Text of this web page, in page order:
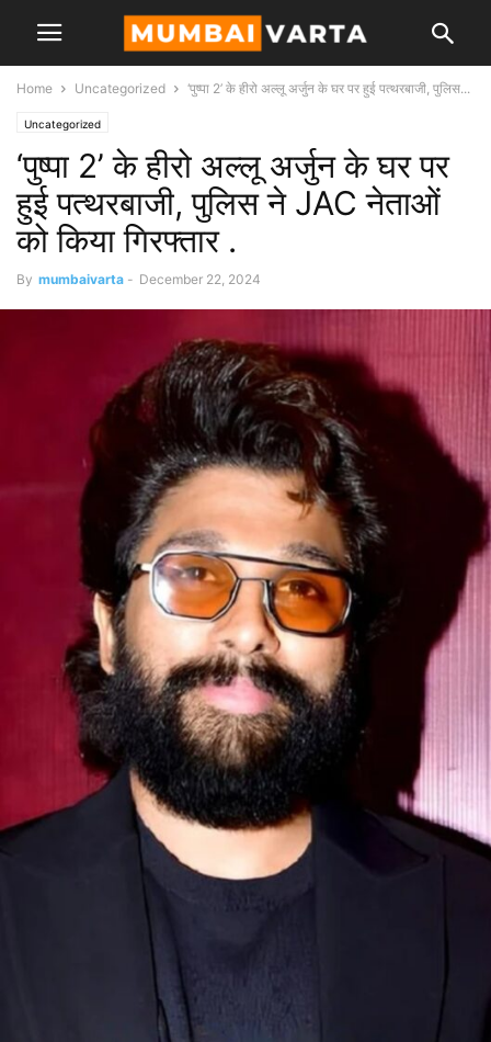
Home Uncategorized ‘पुष्पा 2’ के हीरो अल्लू अर्जुन के घर पर हुई पत्थरबाजी, पुलिस...
Uncategorized
‘पुष्पा 2’ के हीरो अल्लू अर्जुन के घर पर
हुई पत्थरबाजी, पुलिस ने JAC नेताओं
को किया गिरफ्तार .
By mumbaivarta - December 22, 2024